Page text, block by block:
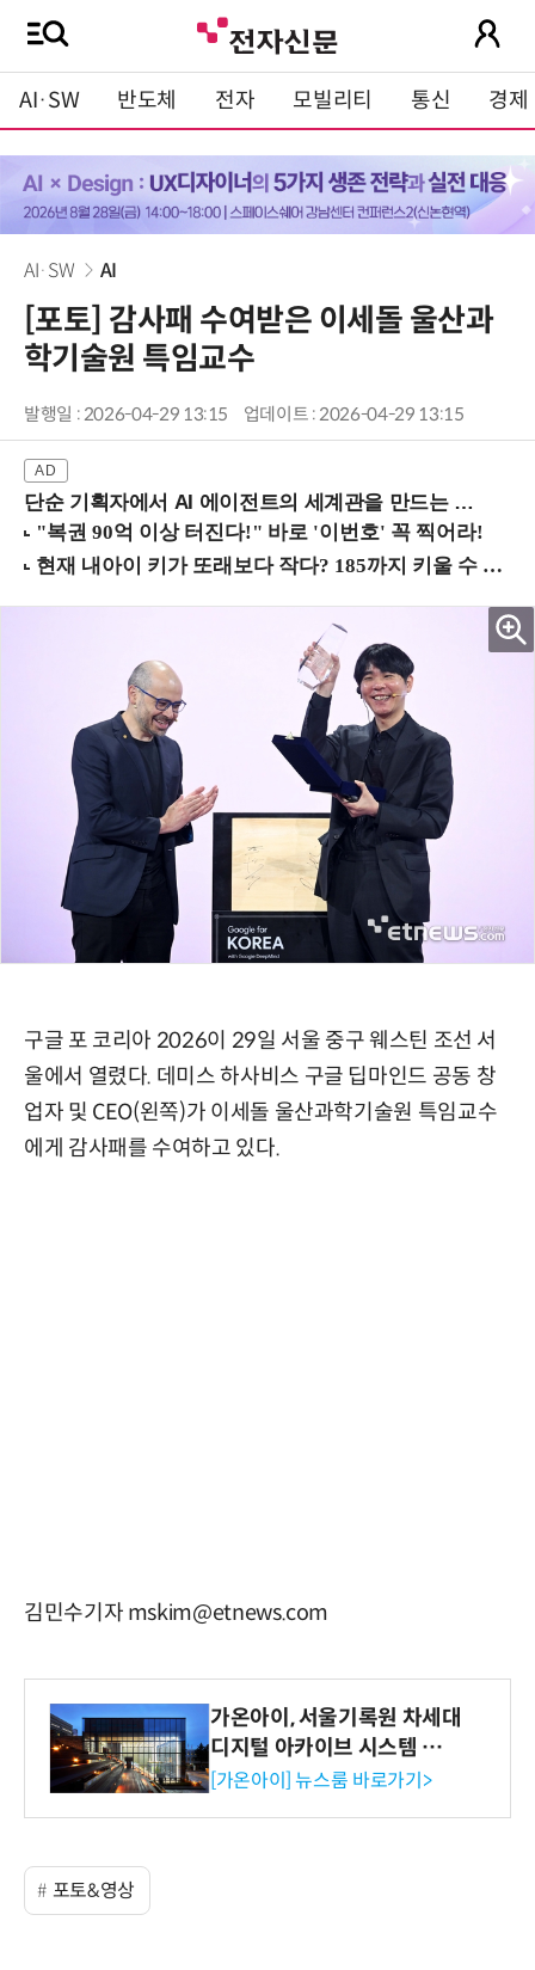
AI·SW 반도체 전자 모빌리티 통신 경제
AI·SW AI
[포토] 감사패 수여받은 이세돌 울산과
학기술원 특임교수
발행일 : 2026-04-29 13:15 업데이트 : 2026-04-29 13:15
단순 기획자에서 AI 에이전트의 세계관을 만드는 지식 설계자로.. (8/20 강남역)
구글 포 코리아 2026이 29일 서울 중구 웨스틴 조선 서
울에서 열렸다. 데미스 하사비스 구글 딥마인드 공동 창
업자 및 CEO(왼쪽)가 이세돌 울산과학기술원 특임교수
에게 감사패를 수여하고 있다.
김민수기자 mskim@etnews.com
가온아이, 서울기록원 차세대
디지털 아카이브 시스템 구축
수행
[가온아이] 뉴스룸 바로가기>
포토&영상